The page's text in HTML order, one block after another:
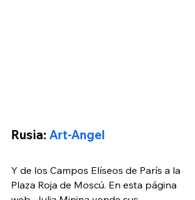
Rusia: Art-Angel
Y de los Campos Elíseos de París a la
Plaza Roja de Moscú. En esta página